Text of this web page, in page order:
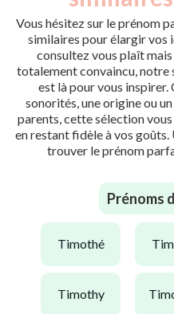
Vous hésitez sur le prénom
similaires pour élargir vos
consultez vous plaît mais
totalement convaincu, notre
est là pour vous inspirer.
sonorités, une origine ou
parents, cette sélection
en restant fidèle à vos
trouver le prénom
Prénoms
timothé
timothy